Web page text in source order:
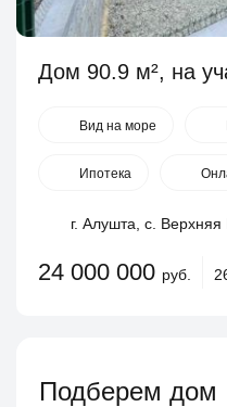
Дом 90.9 м², на
Вид на море
Ипотека
г. Алушта, с. Верхняя
24 000 000 руб.
Подберем дом